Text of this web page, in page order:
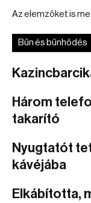
Az elemzőket is
Bűn és bűnhődés
Három
takarító
Nyugtatót
kávéjába
Elkábította,